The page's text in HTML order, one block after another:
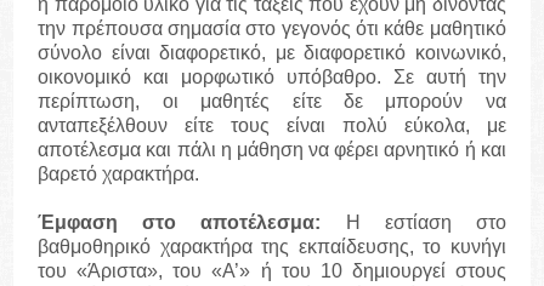
ή παρόμοιο υλικό για τις τάξεις που έχουν μη δίνοντας
την πρέπουσα σημασία στο γεγονός ότι κάθε μαθητικό
σύνολο είναι διαφορετικό, με διαφορετικό κοινωνικό,
οικονομικό και μορφωτικό υπόβαθρο. Σε αυτή την
περίπτωση, οι μαθητές είτε δε μπορούν να
ανταπεξέλθουν είτε τους είναι πολύ εύκολα, με
αποτέλεσμα και πάλι η μάθηση να φέρει αρνητικό ή και
βαρετό χαρακτήρα.
Έμφαση στο αποτέλεσμα: Η εστίαση στο
βαθμοθηρικό χαρακτήρα της εκπαίδευσης, το κυνήγι
του «Άριστα», του «Α’» ή του 10 δημιουργεί στους